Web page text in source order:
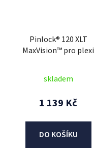
Pinlock® 120 XLT
MaxVision™ pro plexi
skladem
1 139 Kč
DO KOŠÍKU